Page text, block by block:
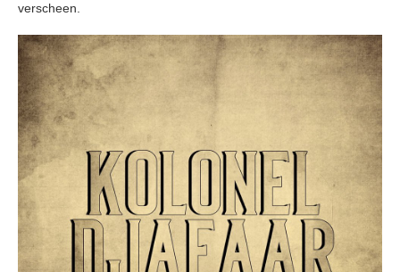
verscheen.